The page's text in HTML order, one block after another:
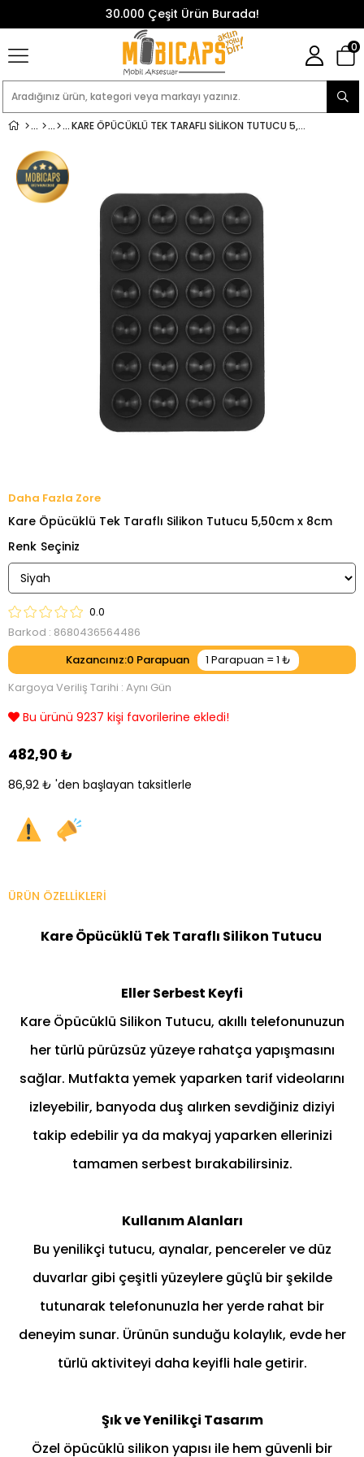
30.000 Çeşit Ürün Burada!
0
KARE ÖPÜCÜKLÜ TEK TARAFLI SILIKON TUTUCU 5,50CM X 8CM
Zore
Kare Öpücüklü Tek Taraflı Silikon Tutucu 5,50cm x 8cm
Renk
0.0
Barkod : 8680436564486
Kazancınız:0
Kargoya Veriliş Tarihi : Aynı Gün
Bu ürünü 9237 kişi favorilerine ekledi!
482,90 ₺
86,92 ₺ 'den başlayan taksitlerle
ÜRÜN ÖZELLIKLERI
Kare Öpücüklü Tek Taraflı Silikon Tutucu
Eller Serbest Keyfi
Kare Öpücüklü Silikon Tutucu, akıllı telefonunuzun
her türlü pürüzsüz yüzeye rahatça yapışmasını
sağlar. Mutfakta yemek yaparken tarif videolarını
izleyebilir, banyoda duş alırken sevdiğiniz diziyi
takip edebilir ya da makyaj yaparken ellerinizi
tamamen serbest bırakabilirsiniz.
Kullanım Alanları
Bu yenilikçi tutucu, aynalar, pencereler ve düz
duvarlar gibi çeşitli yüzeylere güçlü bir şekilde
tutunarak telefonunuzla her yerde rahat bir
deneyim sunar. Ürünün sunduğu kolaylık, evde her
türlü aktiviteyi daha keyifli hale getirir.
Şık ve Yenilikçi Tasarım
Özel öpücüklü silikon yapısı ile hem güvenli bir